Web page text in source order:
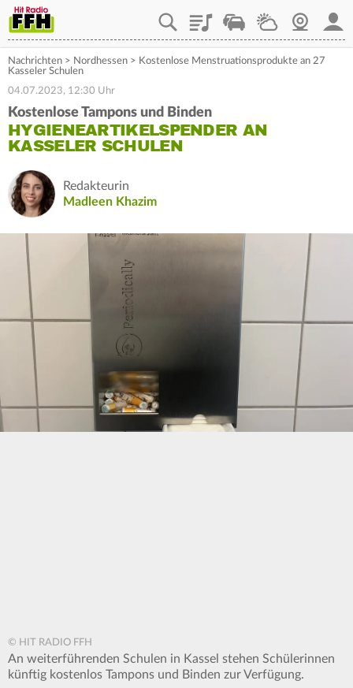
PlaylistStaupilotWetterWebcam
Nachrichten > Nordhessen > Kostenlose Menstruationsprodukte an 27
Kasseler Schulen
04.07.2023, 12:30 Uhr
Kostenlose Tampons und Binden
HYGIENEARTIKELSPENDER AN
KASSELER SCHULEN
Redakteurin
Madleen Khazim
© HIT RADIO FFH
An weiterführenden Schulen in Kassel stehen Schülerinnen
künftig kostenlos Tampons und Binden zur Verfügung.